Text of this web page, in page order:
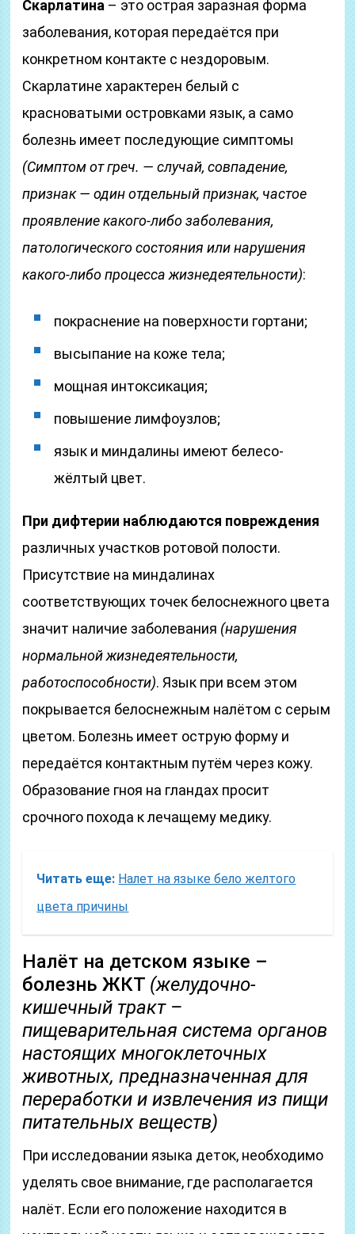
Скарлатина – это острая заразная форма
заболевания, которая передаётся при
конкретном контакте с нездоровым.
Скарлатине характерен белый с
красноватыми островками язык, а само
болезнь имеет последующие симптомы
(Симптом от греч. — случай, совпадение,
признак — один отдельный признак, частое
проявление какого-либо заболевания,
патологического состояния или нарушения
какого-либо процесса жизнедеятельности):
покраснение на поверхности гортани;
высыпание на коже тела;
мощная интоксикация;
повышение лимфоузлов;
язык и миндалины имеют белесо-
жёлтый цвет.
При дифтерии наблюдаются повреждения
различных участков ротовой полости.
Присутствие на миндалинах
соответствующих точек белоснежного цвета
значит наличие заболевания (нарушения
нормальной жизнедеятельности,
работоспособности). Язык при всем этом
покрывается белоснежным налётом с серым
цветом. Болезнь имеет острую форму и
передаётся контактным путём через кожу.
Образование гноя на гландах просит
срочного похода к лечащему медику.
Читать еще: Налет на языке бело желтого
цвета причины
Налёт на детском языке –
болезнь ЖКТ (желудочно-
кишечный тракт –
пищеварительная система органов
настоящих многоклеточных
животных, предназначенная для
переработки и извлечения из пищи
питательных веществ)
При исследовании языка деток, необходимо
уделять свое внимание, где располагается
налёт. Если его положение находится в